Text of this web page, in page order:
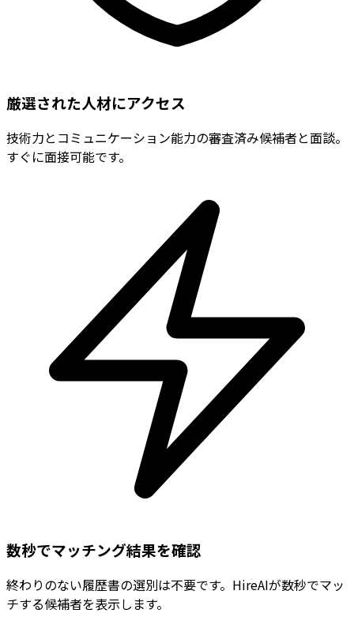
厳選された人材にアクセス
技術力とコミュニケーション能力の審査済み候補者と面談。
すぐに面接可能です。
数秒でマッチング結果を確認
終わりのない履歴書の選別は不要です。HireAIが数秒でマッ
チする候補者を表示します。